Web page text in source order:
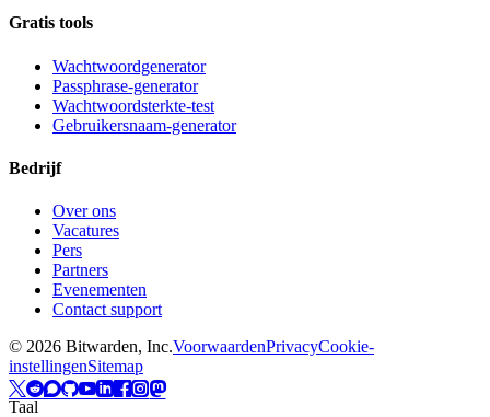
Gratis tools
Wachtwoordgenerator
Passphrase-generator
Wachtwoordsterkte-test
Gebruikersnaam-generator
Bedrijf
Over ons
Vacatures
Pers
Partners
Evenementen
Contact support
© 2026 Bitwarden, Inc.VoorwaardenPrivacyCookie-
instellingenSitemap
Taal